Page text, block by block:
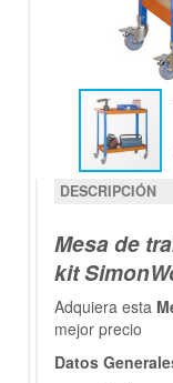
DESCRIPCIÓN
Mesa de
kit
Adquiera esta
mejor precio
Datos